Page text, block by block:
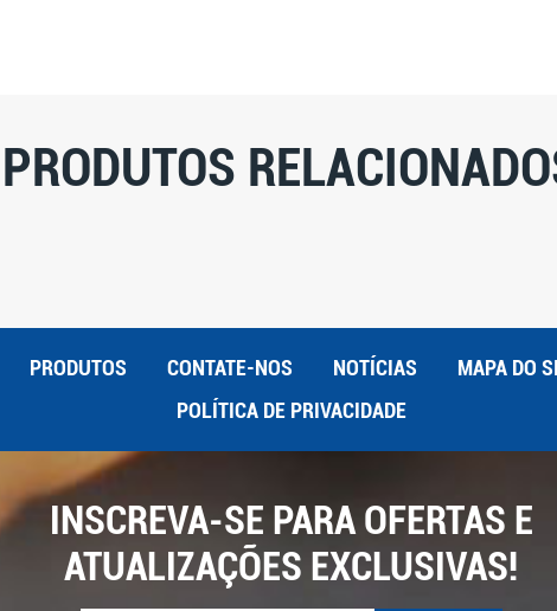
PRODUTOS
PRODUTOS CONTATE-NOS NOTÍCIAS
MAPA DO
POLÍTICA DE PRIVACIDADE
INSCREVA-SE PARA OFERTAS E
ATUALIZAÇÕES EXCLUSIVAS!